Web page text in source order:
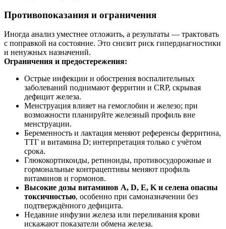
Противопоказания и ограничения
Иногда анализ уместнее отложить, а результаты — трактовать
с поправкой на состояние. Это снизит риск гипердиагностики
и ненужных назначений.
Ограничения и предостережения:
Острые инфекции и обострения воспалительных
заболеваний поднимают ферритин и CRP, скрывая
дефицит железа.
Менструация влияет на гемоглобин и железо; при
возможности планируйте железный профиль вне
менструации.
Беременность и лактация меняют референсы ферритина,
ТТГ и витамина D; интерпретация только с учётом
срока.
Глюкокортикоиды, ретиноиды, противосудорожные и
гормональные контрацептивы меняют профиль
витаминов и гормонов.
Высокие дозы витаминов A, D, E, K и селена опасны
токсичностью, особенно при самоназначении без
подтверждённого дефицита.
Недавние инфузии железа или переливания крови
искажают показатели обмена железа.